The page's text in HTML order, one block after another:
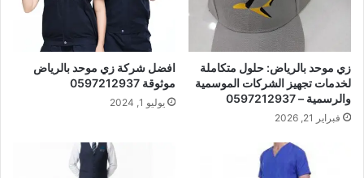
زي موحد بالرياض: حلول متكاملة
لخدمات تجهيز الشركات الموسمية
والرسمية – 0597212937
فبراير 21, 2026
افضل شركة زي موحد بالرياض
موثوقة 0597212937
يوليو 1, 2024